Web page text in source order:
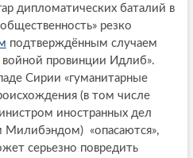
дипломатических баталий в
резко
подтверждённым случаем
провинции Идлиб».
Сирии «гуманитарные
(в том числе
иностранных дел
«опасаются»,
серьезно повредить